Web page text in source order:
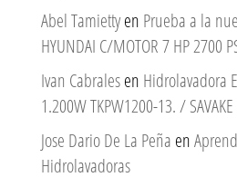
Abel Tamiettyen Prueba a la
HYUNDAI C/MOTOR 7 HP 2700
Ivan Cabralesen Hidrolavadora
1.200W TKPW1200-13. /
Jose Dario De La Peña en
Hidrolavadoras